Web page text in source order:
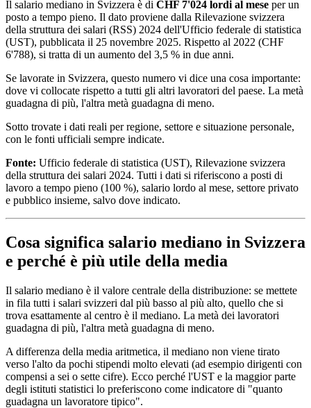
Il salario mediano in Svizzera è di CHF 7'024 lordi al mese per un
posto a tempo pieno. Il dato proviene dalla Rilevazione svizzera
della struttura dei salari (RSS) 2024 dell'Ufficio federale di statistica
(UST), pubblicata il 25 novembre 2025. Rispetto al 2022 (CHF
6'788), si tratta di un aumento del 3,5 % in due anni.
Se lavorate in Svizzera, questo numero vi dice una cosa importante:
dove vi collocate rispetto a tutti gli altri lavoratori del paese. La metà
guadagna di più, l'altra metà guadagna di meno.
Sotto trovate i dati reali per regione, settore e situazione personale,
con le fonti ufficiali sempre indicate.
Fonte: Ufficio federale di statistica (UST), Rilevazione svizzera
della struttura dei salari 2024. Tutti i dati si riferiscono a posti di
lavoro a tempo pieno (100 %), salario lordo al mese, settore privato
e pubblico insieme, salvo dove indicato.
Cosa significa salario mediano in Svizzera
e perché è più utile della media
Il salario mediano è il valore centrale della distribuzione: se mettete
in fila tutti i salari svizzeri dal più basso al più alto, quello che si
trova esattamente al centro è il mediano. La metà dei lavoratori
guadagna di più, l'altra metà guadagna di meno.
A differenza della media aritmetica, il mediano non viene tirato
verso l'alto da pochi stipendi molto elevati (ad esempio dirigenti con
compensi a sei o sette cifre). Ecco perché l'UST e la maggior parte
degli istituti statistici lo preferiscono come indicatore di "quanto
guadagna un lavoratore tipico".